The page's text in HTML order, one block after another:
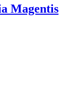
Magentis